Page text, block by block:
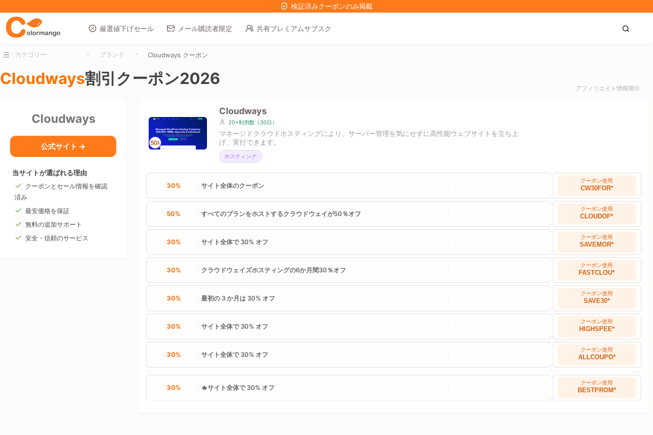
検証済みクーポンのみ掲載
厳選値下げセール メール購読者限定 共有プレミアムサブスク
カテゴリー - ブランド - Cloudways クーポン
Cloudways割引クーポン2026
アフィリエイト情報開示
Cloudways
公式サイト →
当サイトが選ばれる理由
クーポンとセール情報を確認
済み
最安価格を保証
無料の追加サポート
安全・信頼のサービス
Cloudways
20+利用数（30日）
マネージドクラウドホスティングにより、サーバー管理を気にせずに高性能ウェブサイトを立ち上
げ、実行できます。
ホスティング
30% サイト全体のクーポン
クーポン使用
CW30FOR*
50% すべてのプランをホストするクラウドウェイが50％オフ
クーポン使用
CLOUDOF*
30% サイト全体で 30% オフ
クーポン使用
SAVEMOR*
30% クラウドウェイズホスティングの6か月間30％オフ
クーポン使用
FASTCLOU*
30% 最初の 3 か月は 30% オフ
クーポン使用
SAVE30*
30% サイト全体で 30% オフ
クーポン使用
HIGHSPEE*
30% サイト全体で 30% オフ
クーポン使用
ALLCOUPO*
30% 🔥サイト全体で 30% オフ
クーポン使用
BESTPROM*